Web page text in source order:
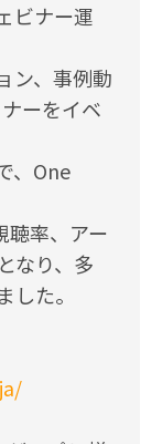
ビナー運
ン、事例動
ーをイベ
、One
聴率、アー
なり、多
た。